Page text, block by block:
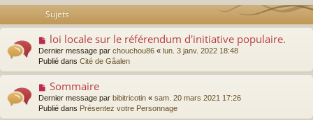
e
Sujets
N
u
a
u
m
loi locale sur le référendum d'initiative populaire.
Dernier message par chouchou86 « lun. 3 janv. 2022 18:48
Publié dans Cité de Gâalen
N
u
Sommaire
Dernier message par bibitricotin « sam. 20 mars 2021 17:26
Publié dans Présentez votre Personnage